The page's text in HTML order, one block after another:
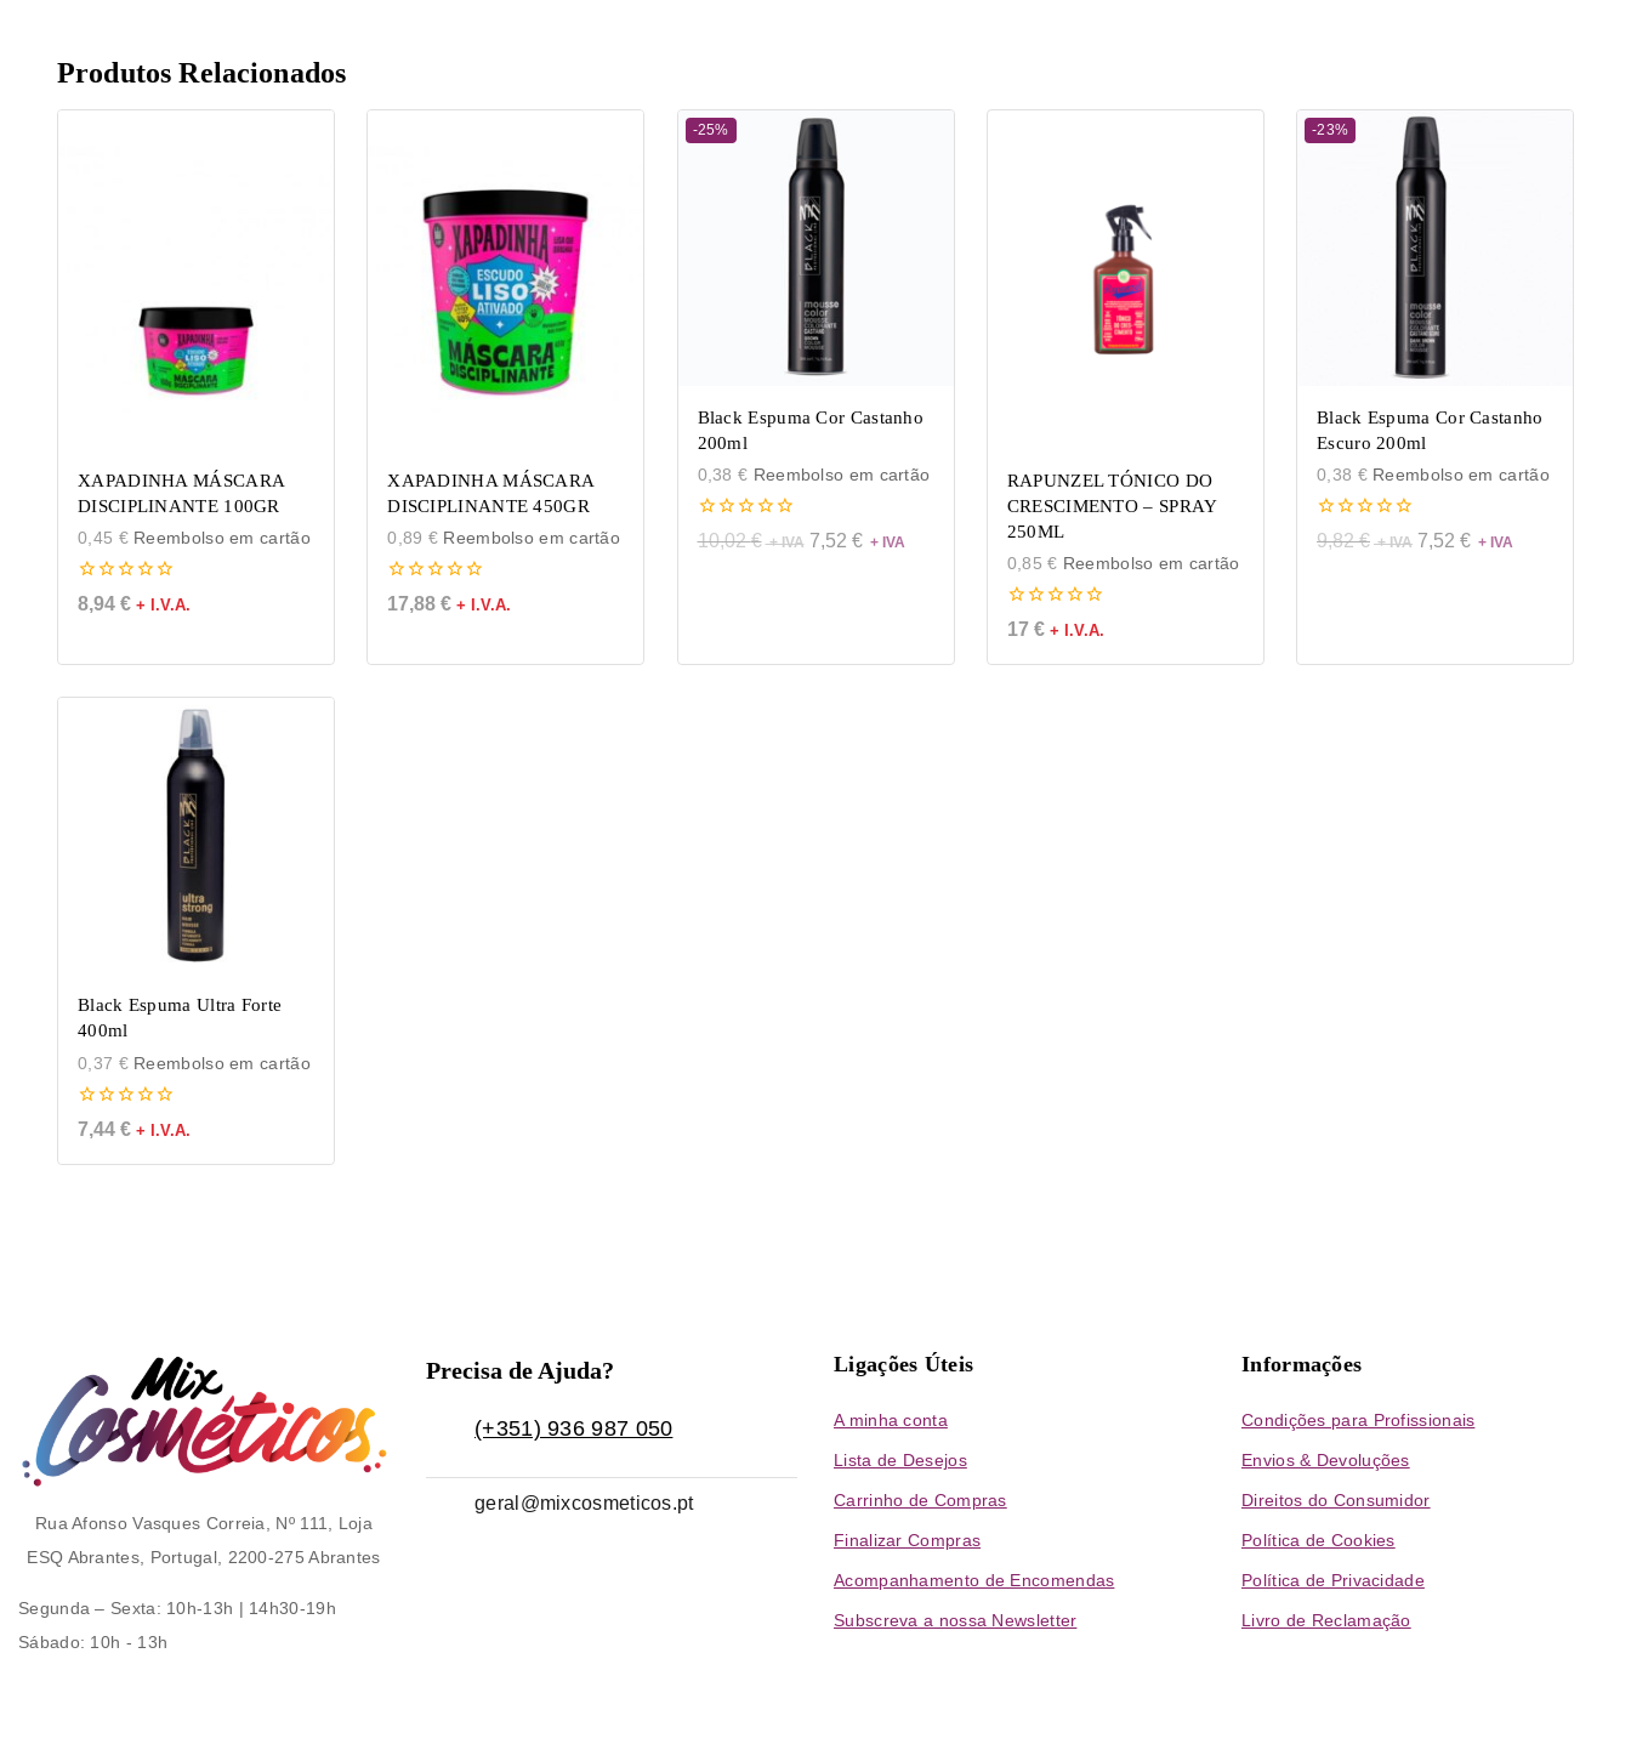
Produtos Relacionados
XAPADINHA MÁSCARA
DISCIPLINANTE 100GR
0,45 €Reembolso em cartão
0
de
8,94 € + I.V.A.
XAPADINHA MÁSCARA
DISCIPLINANTE 450GR
0,89 € Reembolso em cartão
0
de
17,88€ + I.V.A.
-25%
Black Espuma Cor Castanho
200ml
0,38 € Reembolso em cartão
0
de
10,02€ 7,52 €
RAPUNZEL TÓNICO DO
CRESCIMENTO – SPRAY
250ML
0,85€ Reembolso em cartão
0
de
17 € + I.V.A.
-23%
Black Espuma Cor Castanho
Escuro 200ml
0,38 €Reembolso em cartão
0
de
9,82€ 7,52 €
Black Espuma Ultra Forte
400ml
0,37 €Reembolso em cartão
0
de
7,44 € + I.V.A.
Rua Afonso Vasques Correia, Nº 111, Loja
ESQ Abrantes, Portugal, 2200-275 Abrantes
Segunda – Sexta: 10h-13h | 14h30-19h
Sábado: 10h - 13h
Precisa de Ajuda?
(+351) 936 987 050
geral@mixcosmeticos.pt
Ligações Úteis
A minha conta
Lista de Desejos
Carrinho de Compras
Finalizar Compras
Acompanhamento de Encomendas
Subscreva a nossa Newsletter
Informações
Condições para Profissionais
Envios & Devoluções
Direitos do Consumidor
Política de Cookies
Política de Privacidade
Livro de Reclamação